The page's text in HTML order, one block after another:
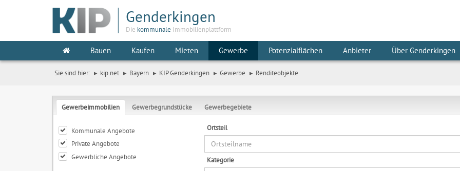
Genderkingen
Die kommunale Immobilienplattform
Bauen Kaufen Mieten Gewerbe Potenzialflächen Anbieter Über Genderkingen
Sie sind hier: kip.net Bayern KIP Genderkingen Gewerbe Renditeobjekte
Gewerbeimmobilien Gewerbegrundstücke Gewerbegebiete
Kommunale Angebote
Private Angebote
Gewerbliche Angebote
Ortsteil
Kategorie